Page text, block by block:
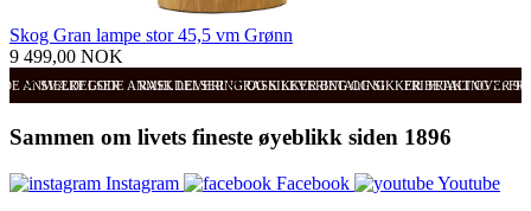
Skog Gran lampe stor 45,5 vm Grønn
9 499,00 NOK
ANMELDELSER RASK LEVERING OG SIKKER BETALING FRI FRAKT OVER
SVÆRT GODE ANMELDELSER RASK LEVERING OG SIKKER BETALING
Sammen om livets fineste øyeblikk siden 1896
Instagram Facebook
Youtube